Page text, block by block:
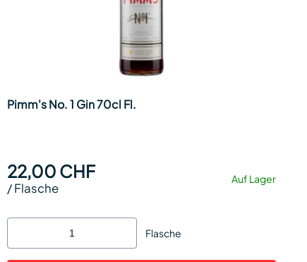
Pimm's No. 1 Gin 70cl Fl.
Auf Lager
22,00 CHF
/Flasche
Flasche